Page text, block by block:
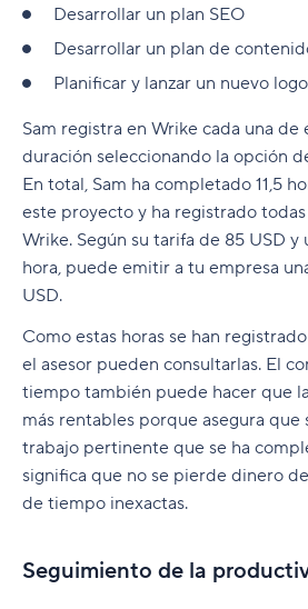
Desarrollar un plan SEO
Desarrollar un plan de
Planificar y lanzar un nuevo
Sam registra en Wrike cada una de
duración seleccionando la opción
En total, Sam ha completado 11,5
este proyecto y ha registrado todas
Wrike. Según su tarifa de 85 USD
hora, puede emitir a tu empresa
USD.
Como estas horas se han
el asesor pueden consultarlas. El
tiempo también puede hacer que
más rentables porque asegura
trabajo pertinente que se ha
significa que no se pierde dinero
de tiempo inexactas.
Seguimiento de la